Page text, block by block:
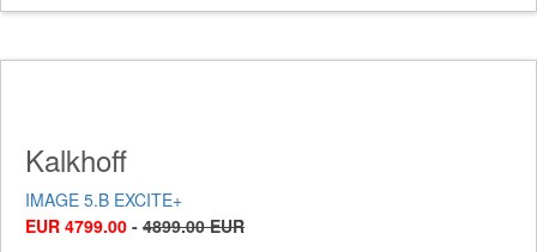
Kalkhoff
IMAGE 5.B EXCITE+
EUR 4799.00 - 4899.00 EUR